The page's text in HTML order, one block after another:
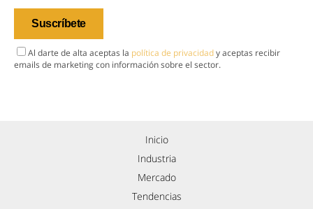
Al darte de alta aceptas la política de privacidady aceptas recibir
emails de marketing con información sobre el sector.
Inicio
Industria
Mercado
Tendencias